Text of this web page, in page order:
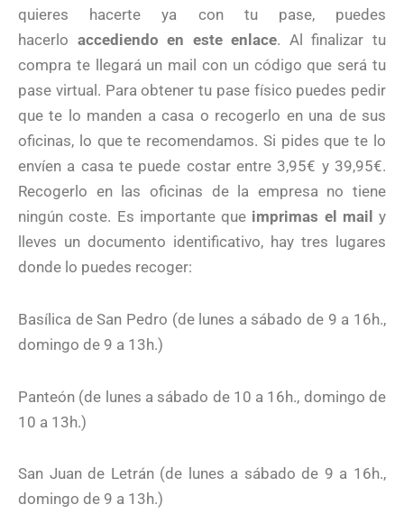
quieres hacerte ya con tu pase, puedes
hacerlo accediendo en este enlace. Al finalizar tu
compra te llegará un mail con un código que será tu
pase virtual. Para obtener tu pase físico puedes pedir
que te lo manden a casa o recogerlo en una de sus
oficinas, lo que te recomendamos. Si pides que te lo
envíen a casa te puede costar entre 3,95€ y 39,95€.
Recogerlo en las oficinas de la empresa no tiene
ningún coste. Es importante que imprimas el mail y
lleves un documento identificativo, hay tres lugares
donde lo puedes recoger:
Basílica de San Pedro (de lunes a sábado de 9 a 16h.,
domingo de 9 a 13h.)
Panteón (de lunes a sábado de 10 a 16h., domingo de
10 a 13h.)
San Juan de Letrán (de lunes a sábado de 9 a 16h.,
domingo de 9 a 13h.)